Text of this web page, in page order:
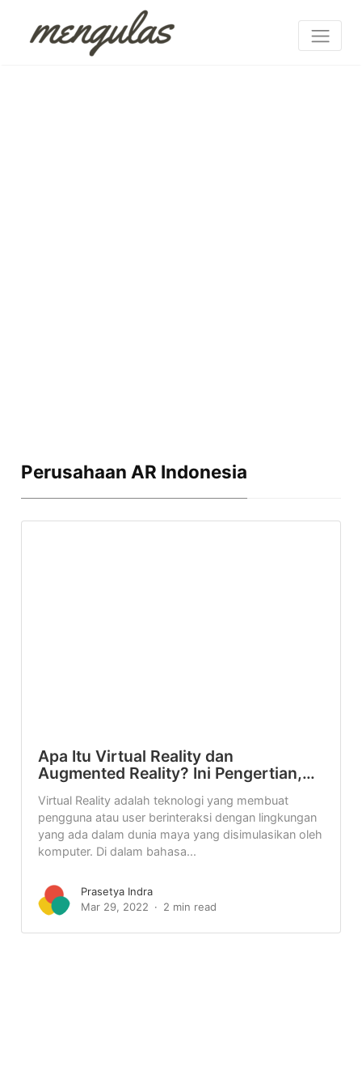
Perusahaan AR Indonesia
Apa Itu Virtual Reality dan
Augmented Reality? Ini Pengertian,…
Virtual Reality adalah teknologi yang membuat
pengguna atau user berinteraksi dengan lingkungan
yang ada dalam dunia maya yang disimulasikan oleh
komputer. Di dalam bahasa...
Prasetya Indra
Mar 29, 2022
2 min read